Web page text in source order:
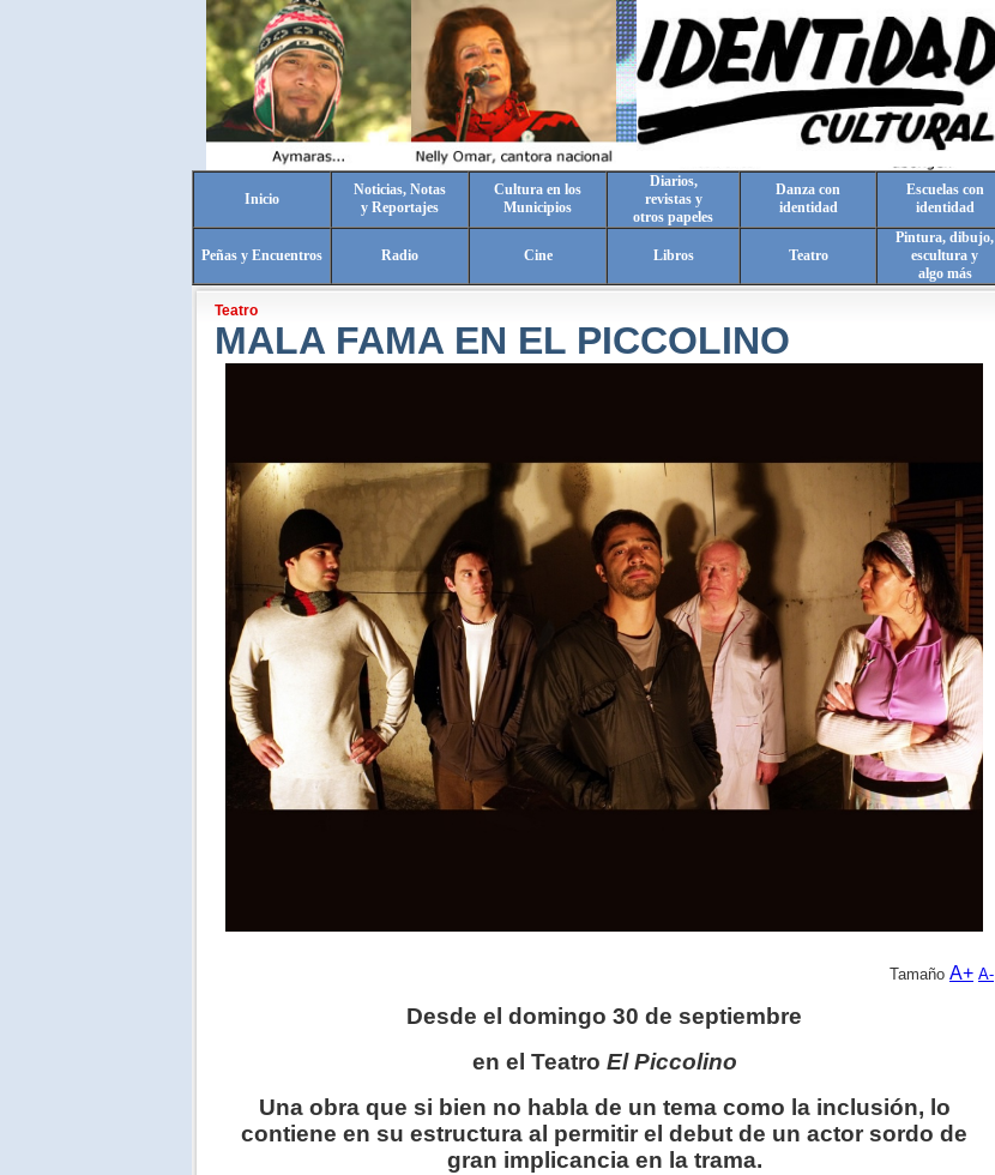
Inicio
Noticias, Notas
y Reportajes
Cultura en los
Municipios
Diarios,
revistas y
otros papeles
Danza con
identidad
Escuelas con
identidad
Peñas y Encuentros Radio Cine Libros Teatro
Pintura, dibujo,
escultura y
algo más
Teatro
MALA FAMA EN EL PICCOLINO
Tamaño A+ A-
Desde el domingo 30 de septiembre
en el Teatro ElPiccolino
Una obra que si bien no habla de un tema como la inclusión, lo
contiene en su estructura al permitir el debut de un actor sordo de
gran implicancia en la trama.